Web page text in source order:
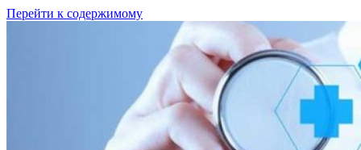
Перейти к содержимому